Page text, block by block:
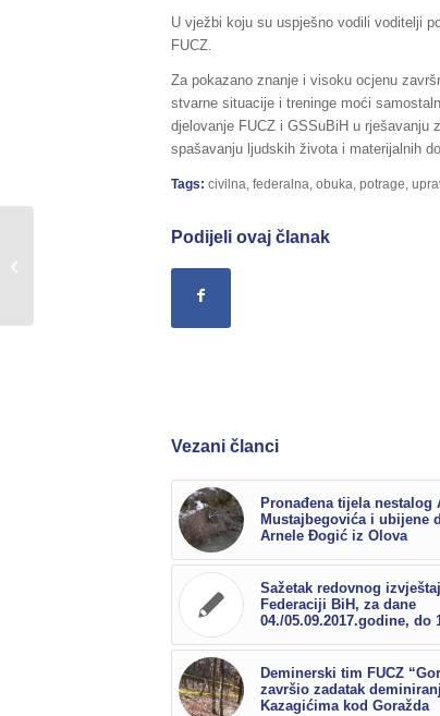
U vježbi koju su uspješno vodili voditelji
FUCZ.
Za pokazano znanje i visoku ocjenu
stvarne situacije i treninge moći
djelovanje FUCZ i GSSuBiH u rješavanju
spašavanju ljudskih života i materijalnih
Tags: civilna federalna obuka potrage
Podijeli ovaj članak
Vezani članci
Pronađena tijela nestalog
Mustajbegovića i ubijene
Arnele Đogić iz Olova
Sažetak redovnog
Federaciji BiH, za dane
04./05.09.2017.godine, do
Deminerski tim FUCZ
završio zadatak
Kazagićima kod Goražda
Sažetak redovnog izvještaja o stanju
u Federaciji BiH, za dane